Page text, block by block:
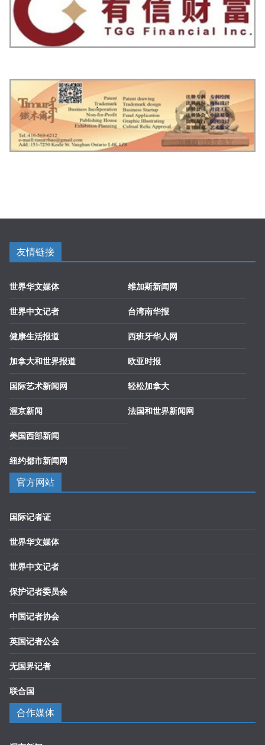
友情链接
世界华文媒体
世界中文记者
健康生活报道
加拿大和世界报道
国际艺术新闻网
渥京新闻
美国西部新闻
纽约都市新闻网
维加斯新闻网
台湾南华报
西班牙华人网
欧亚时报
轻松加拿大
法国和世界新闻网
官方网站
国际记者证
世界华文媒体
世界中文记者
保护记者委员会
中国记者协会
英国记者公会
无国界记者
联合国
合作媒体